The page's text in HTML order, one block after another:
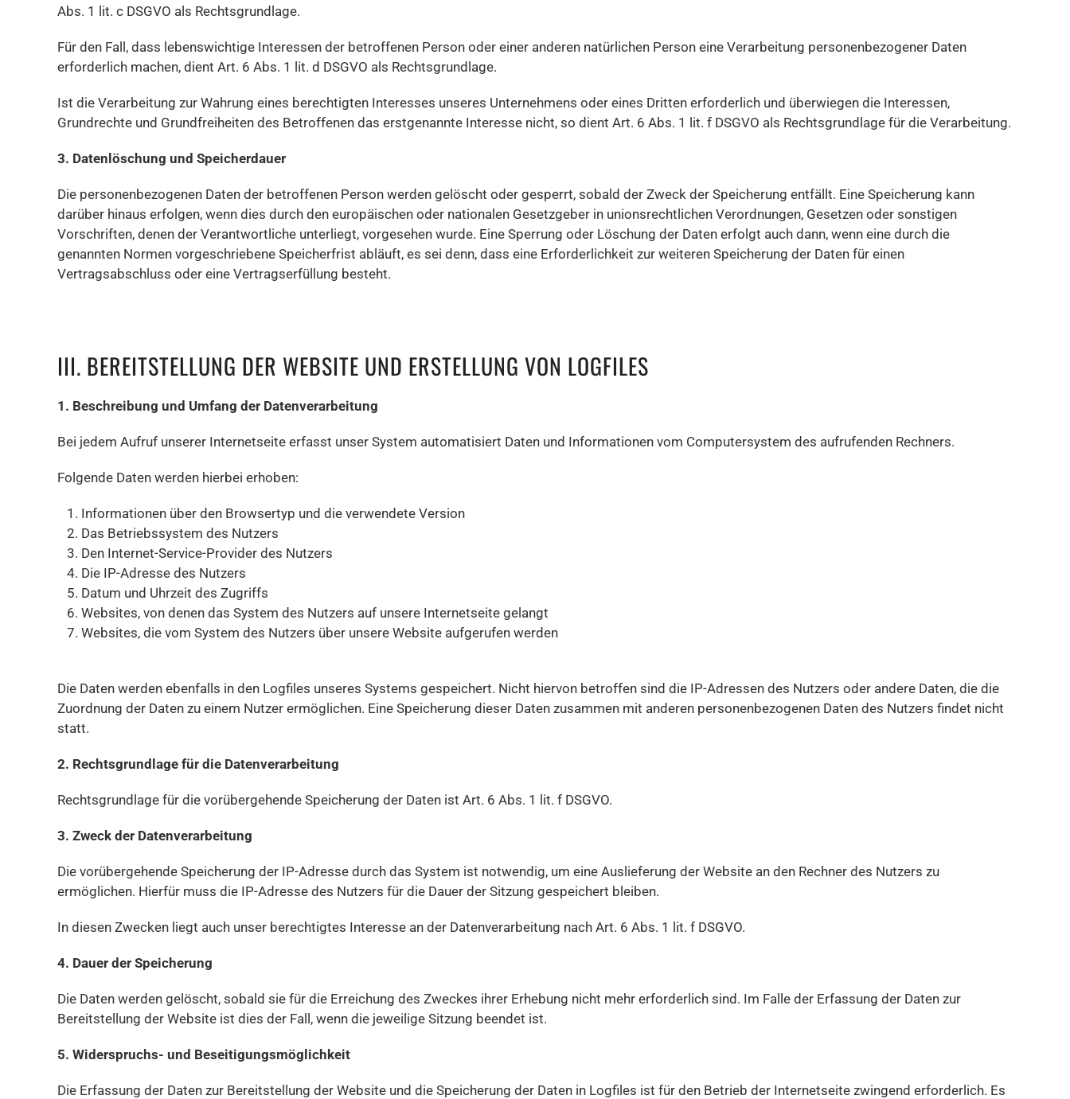
Abs. 1 lit. c DSGVO als Rechtsgrundlage.
Für den Fall, dass lebenswichtige Interessen der betroffenen Person oder einer anderen natürlichen Person eine Verarbeitung personenbezogener Daten
erforderlich machen, dient Art. 6 Abs. 1 lit. d DSGVO als Rechtsgrundlage.
Ist die Verarbeitung zur Wahrung eines berechtigten Interesses unseres Unternehmens oder eines Dritten erforderlich und überwiegen die Interessen,
Grundrechte und Grundfreiheiten des Betroffenen das erstgenannte Interesse nicht, so dient Art. 6 Abs. 1 lit. f DSGVO als Rechtsgrundlage für die Verarbeitung.
3. Datenlöschung und Speicherdauer
Die personenbezogenen Daten der betroffenen Person werden gelöscht oder gesperrt, sobald der Zweck der Speicherung entfällt. Eine Speicherung kann
darüber hinaus erfolgen, wenn dies durch den europäischen oder nationalen Gesetzgeber in unionsrechtlichen Verordnungen, Gesetzen oder sonstigen
Vorschriften, denen der Verantwortliche unterliegt, vorgesehen wurde. Eine Sperrung oder Löschung der Daten erfolgt auch dann, wenn eine durch die
genannten Normen vorgeschriebene Speicherfrist abläuft, es sei denn, dass eine Erforderlichkeit zur weiteren Speicherung der Daten für einen
Vertragsabschluss oder eine Vertragserfüllung besteht.
III. BEREITSTELLUNG DER WEBSITE UND ERSTELLUNG VON LOGFILES
1. Beschreibung und Umfang der Datenverarbeitung
Bei jedem Aufruf unserer Internetseite erfasst unser System automatisiert Daten und Informationen vom Computersystem des aufrufenden Rechners.
Folgende Daten werden hierbei erhoben:
Informationen über den Browsertyp und die verwendete Version
Das Betriebssystem des Nutzers
Den Internet-Service-Provider des Nutzers
Die IP-Adresse des Nutzers
Datum und Uhrzeit des Zugriffs
Websites, von denen das System des Nutzers auf unsere Internetseite gelangt
Websites, die vom System des Nutzers über unsere Website aufgerufen werden
Die Daten werden ebenfalls in den Logfiles unseres Systems gespeichert. Nicht hiervon betroffen sind die IP-Adressen des Nutzers oder andere Daten, die die
Zuordnung der Daten zu einem Nutzer ermöglichen. Eine Speicherung dieser Daten zusammen mit anderen personenbezogenen Daten des Nutzers findet nicht
statt.
2. Rechtsgrundlage für die Datenverarbeitung
Rechtsgrundlage für die vorübergehende Speicherung der Daten ist Art. 6 Abs. 1 lit. f DSGVO.
3. Zweck der Datenverarbeitung
Die vorübergehende Speicherung der IP-Adresse durch das System ist notwendig, um eine Auslieferung der Website an den Rechner des Nutzers zu
ermöglichen. Hierfür muss die IP-Adresse des Nutzers für die Dauer der Sitzung gespeichert bleiben.
In diesen Zwecken liegt auch unser berechtigtes Interesse an der Datenverarbeitung nach Art. 6 Abs. 1 lit. f DSGVO.
4. Dauer der Speicherung
Die Daten werden gelöscht, sobald sie für die Erreichung des Zweckes ihrer Erhebung nicht mehr erforderlich sind. Im Falle der Erfassung der Daten zur
Bereitstellung der Website ist dies der Fall, wenn die jeweilige Sitzung beendet ist.
5. Widerspruchs- und Beseitigungsmöglichkeit
Die Erfassung der Daten zur Bereitstellung der Website und die Speicherung der Daten in Logfiles ist für den Betrieb der Internetseite zwingend erforderlich. Es